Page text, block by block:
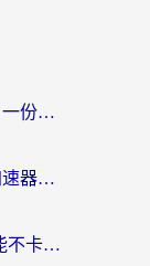
国外失落城堡用什么加速器最好？一份来自老玩家的真实指南
国外打反恐精英：全球攻势什么加速器好用？2026海外玩家国服游戏加速终极指南
在澳洲玩天下-异兽山海怎么样才能不卡？一份给南半球玩家的自救指南